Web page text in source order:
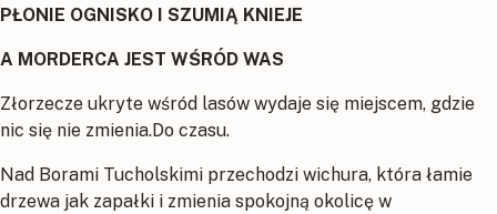
PŁONIE OGNISKO I SZUMIĄ KNIEJE
A MORDERCA JEST WŚRÓD WAS
Złorzecze ukryte wśród lasów wydaje się miejscem, gdzie
nic się nie zmienia.Do czasu.
Nad Borami Tucholskimi przechodzi wichura, która łamie
drzewa jak zapałki i zmienia spokojną okolicę w